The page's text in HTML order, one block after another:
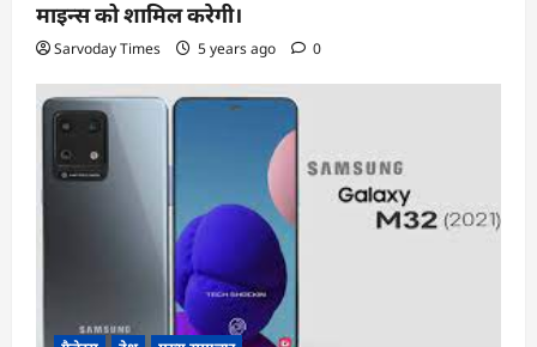
माइन्स को शामिल करेगी।
Sarvoday Times 5 years ago 0